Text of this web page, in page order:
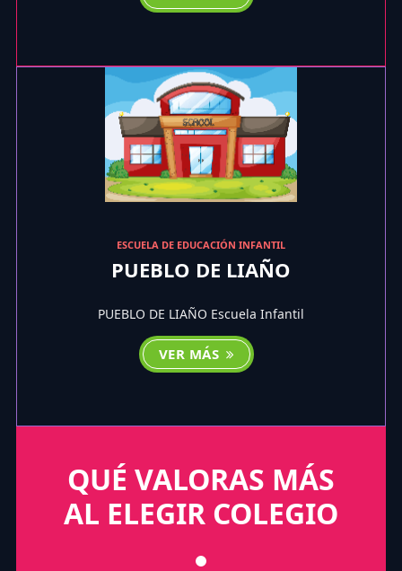
ESCUELA DE EDUCACIÓN INFANTIL
PUEBLO DE LIAÑO
PUEBLO DE LIAÑO Escuela Infantil
VER MÁS
QUÉ VALORAS MÁS
AL ELEGIR COLEGIO